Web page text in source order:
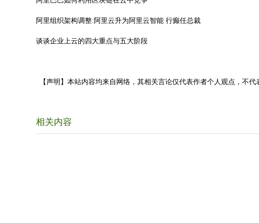
阿里组织架构调整:阿里云升为阿里云智能 行癫任总裁
谈谈企业上云的四大重点与五大阶段
【声明】本站内容均来自网络，其相关言论仅代表作者个人观点，不
相关内容